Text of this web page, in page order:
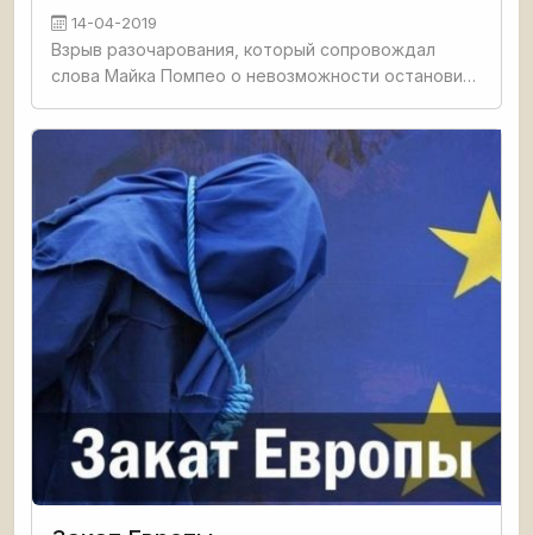
14-04-2019
Взрыв разочарования, который сопровождал
слова Майка Помпео о невозможности остановить
показывает, насколько для США важен газовый